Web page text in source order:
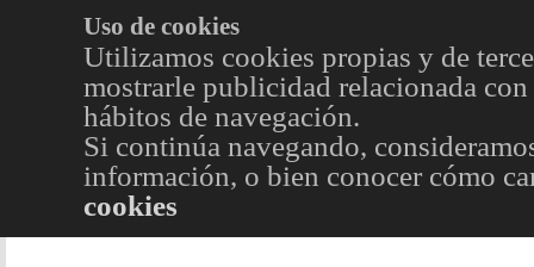
Uso de cookies
Utilizamos cookies propias y de
mostrarle publicidad relacionada
hábitos de navegación.
Si continúa navegando,
información, o bien conocer cómo
cookies